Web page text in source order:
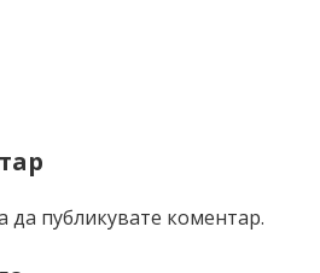
да публикувате коментар.